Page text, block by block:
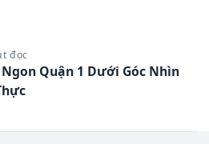
đọc
Quận 1 Dưới Góc Nhìn